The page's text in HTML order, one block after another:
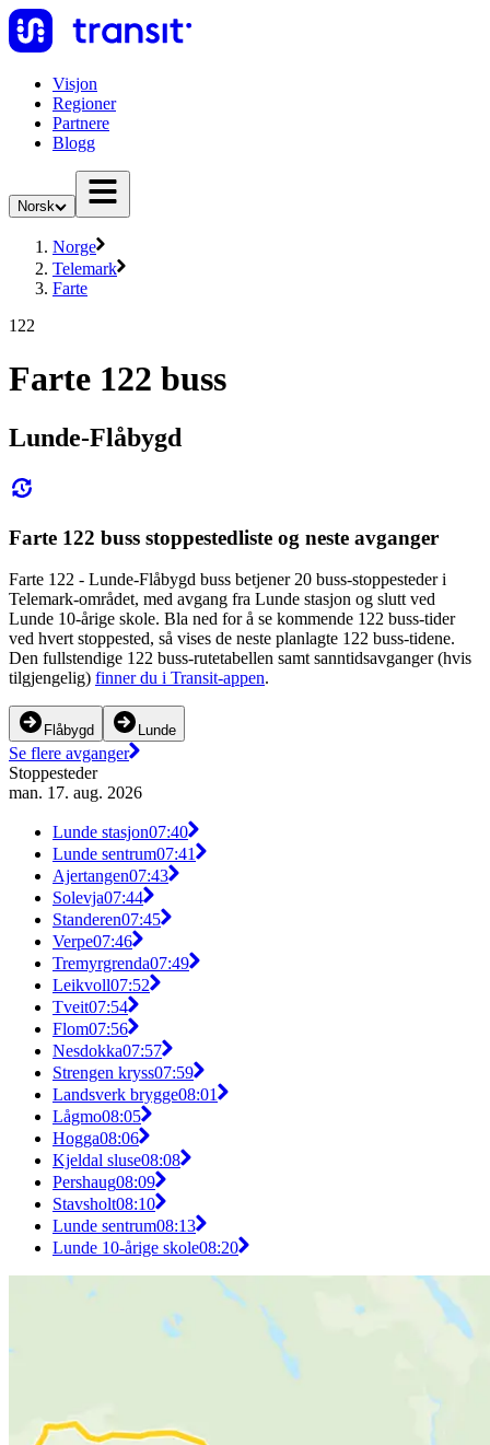
Visjon
Regioner
Partnere
Blogg
Norsk
Norge
Telemark
Farte
122
Farte 122 buss
Lunde-Flåbygd
Farte 122 buss stoppestedliste og neste avganger
Farte 122 - Lunde-Flåbygd buss betjener 20 buss-stoppesteder i
Telemark-området, med avgang fra Lunde stasjon og slutt ved
Lunde 10-årige skole. Bla ned for å se kommende 122 buss-tider
ved hvert stoppested, så vises de neste planlagte 122 buss-tidene.
Den fullstendige 122 buss-rutetabellen samt sanntidsavganger (hvis
tilgjengelig) finner du i Transit-appen.
Flåbygd Lunde
Se flere avganger
Stoppesteder
man. 17. aug. 2026
Lunde stasjon07:40
Lunde sentrum07:41
Ajertangen07:43
Solevja07:44
Standeren07:45
Verpe07:46
Tremyrgrenda07:49
Leikvoll07:52
Tveit07:54
Flom07:56
Nesdokka07:57
Strengen kryss07:59
Landsverk brygge08:01
Lågmo08:05
Hogga08:06
Kjeldal sluse08:08
Pershaug08:09
Stavsholt08:10
Lunde sentrum08:13
Lunde 10-årige skole08:20